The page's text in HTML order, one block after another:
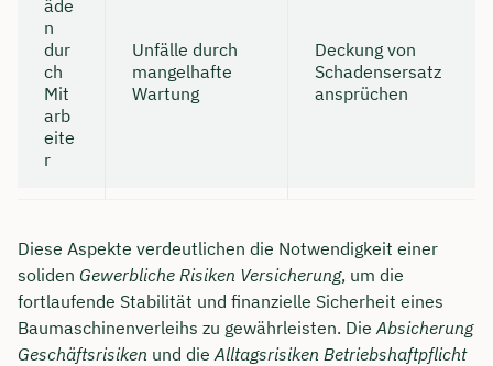
äde
n
dur
ch
Mit
arb
eite
r
Unfälle durch
mangelhafte
Wartung
Deckung von
Schadensersatz
ansprüchen
Diese Aspekte verdeutlichen die Notwendigkeit einer
soliden Gewerbliche Risiken Versicherung, um die
fortlaufende Stabilität und finanzielle Sicherheit eines
Baumaschinenverleihs zu gewährleisten. Die Absicherung
Geschäftsrisiken und die Alltagsrisiken Betriebshaftpflicht